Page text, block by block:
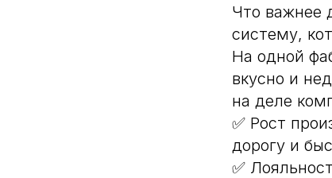
Что важнее
систему,
На одной
вкусно и
на деле
✅ Рост
дорогу и
✅